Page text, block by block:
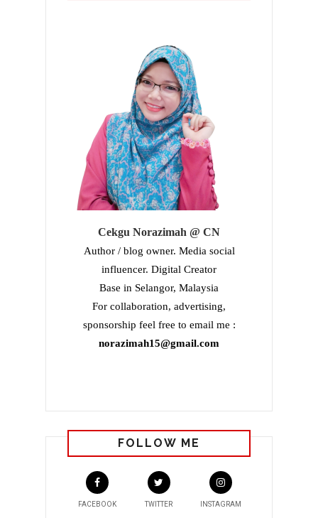
Cekgu Norazimah @ CN
Author / blog owner. Media social
influencer. Digital Creator
Base in Selangor, Malaysia
For collaboration, advertising,
sponsorship feel free to email me :
norazimah15@gmail.com
FOLLOW ME
FACEBOOK TWITTER INSTAGRAM